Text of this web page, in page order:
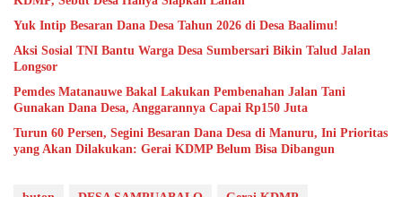
Yuk Intip Besaran Dana Desa Tahun 2026 di Desa Baalimu!
Aksi Sosial TNI Bantu Warga Desa Sumbersari Bikin Talud Jalan
Longsor
Pemdes Matanauwe Bakal Lakukan Pembenahan Jalan Tani
Gunakan Dana Desa, Anggarannya Capai Rp150 Juta
Turun 60 Persen, Segini Besaran Dana Desa di Manuru, Ini Prioritas
yang Akan Dilakukan: Gerai KDMP Belum Bisa Dibangun